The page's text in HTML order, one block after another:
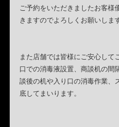
ご予約をいただきましたお客様
きますのでよろしくお願いしま
また店舗では皆様にご安心して
口での消毒液設置、商談机の間
談後の机や入り口の消毒作業、
底してまいります。